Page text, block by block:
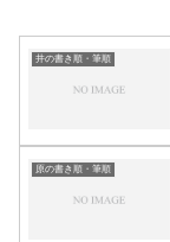
井の書き順・筆順
原の書き順・筆順